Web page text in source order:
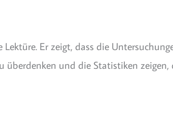
Er zeigt, dass die
überdenken und die Statistiken zeigen,